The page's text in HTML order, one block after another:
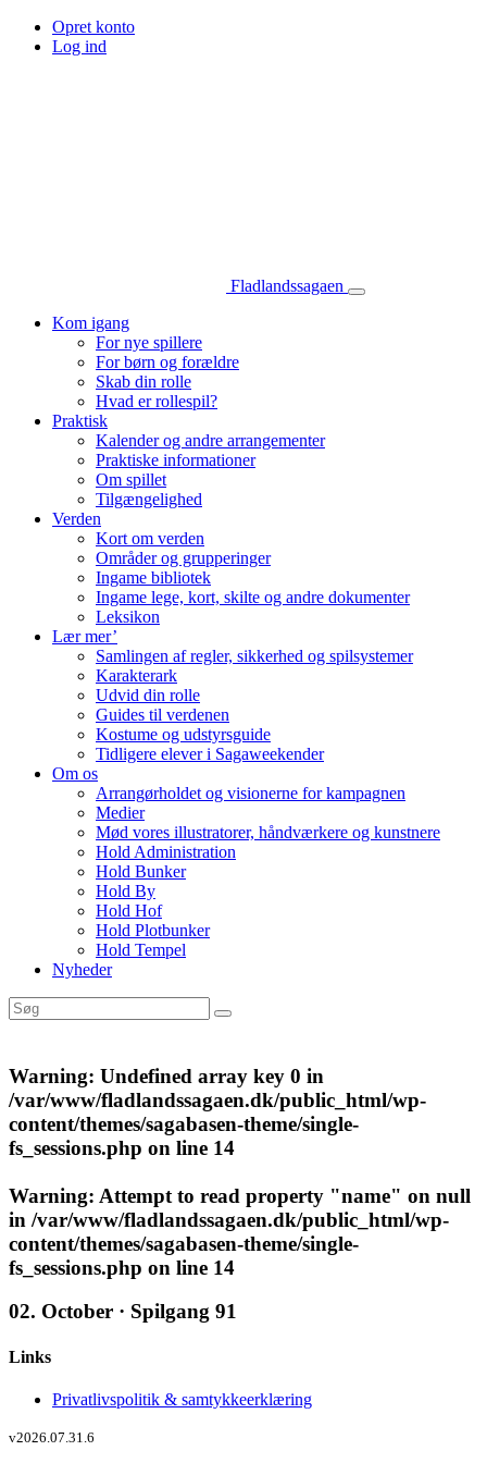
Opret konto
Log ind
Fladlandssagaen
Kom igang
For nye spillere
For børn og forældre
Skab din rolle
Hvad er rollespil?
Praktisk
Kalender og andre arrangementer
Praktiske informationer
Om spillet
Tilgængelighed
Verden
Kort om verden
Områder og grupperinger
Ingame bibliotek
Ingame lege, kort, skilte og andre dokumenter
Leksikon
Lær mer’
Samlingen af regler, sikkerhed og spilsystemer
Karakterark
Udvid din rolle
Guides til verdenen
Kostume og udstyrsguide
Tidligere elever i Sagaweekender
Om os
Arrangørholdet og visionerne for kampagnen
Medier
Mød vores illustratorer, håndværkere og kunstnere
Hold Administration
Hold Bunker
Hold By
Hold Hof
Hold Plotbunker
Hold Tempel
Nyheder
Warning: Undefined array key 0 in
/var/www/fladlandssagaen.dk/public_html/wp-
content/themes/sagabasen-theme/single-
fs_sessions.php on line 14
Warning: Attempt to read property "name" on null
in /var/www/fladlandssagaen.dk/public_html/wp-
content/themes/sagabasen-theme/single-
fs_sessions.php on line 14
02. October · Spilgang 91
Links
Privatlivspolitik & samtykkeerklæring
v2026.07.31.6